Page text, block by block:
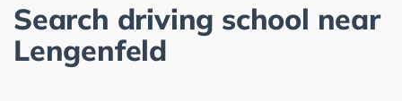
Search driving school near
Lengenfeld